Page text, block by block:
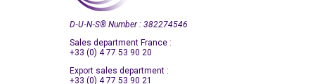
D‑U‑N‑S® Number : 382274546
Sales department France :
+33 (0) 4 77 53 90 20
Export sales department :
+33 (0) 4 77 53 90 21